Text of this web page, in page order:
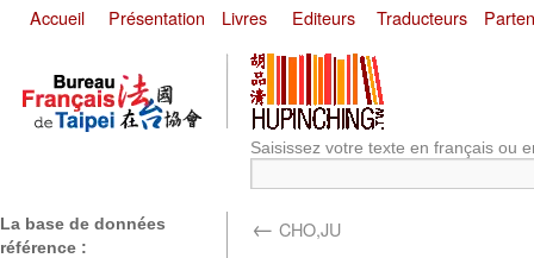
Accueil Présentation Livres Editeurs Traducteurs
Saisissez votre texte en français ou
La base de données
référence :
← CHO,JU